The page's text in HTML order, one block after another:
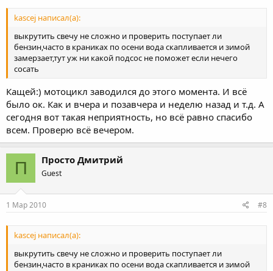
kascej написал(а):
выкрутить свечу не сложно и проверить поступает ли
бензин,часто в краниках по осени вода скапливается и зимой
замерзает,тут уж ни какой подсос не поможет если нечего
сосать
Кащей:) мотоцикл заводился до этого момента. И всё
было ок. Как и вчера и позавчера и неделю назад и т.д. А
сегодня вот такая неприятность, но всё равно спасибо
всем. Проверю всё вечером.
П Просто Дмитрий
Guest
1 Мар 2010 #8
kascej написал(а):
выкрутить свечу не сложно и проверить поступает ли
бензин,часто в краниках по осени вода скапливается и зимой